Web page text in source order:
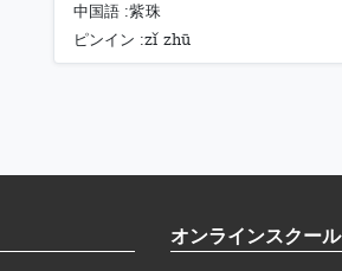
中国語 :紫珠
ピンイン :zǐ zhū
オンラインスクール